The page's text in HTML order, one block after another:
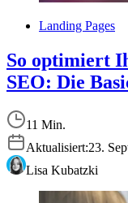
Landing Pages
So optimiert
SEO: Die
11 Min.
Aktualisiert:23.
Lisa Kubatzki